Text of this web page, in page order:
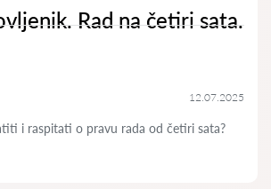
Rad na četiri sata.
12.07.2025
i raspitati o pravu rada od četiri sata?